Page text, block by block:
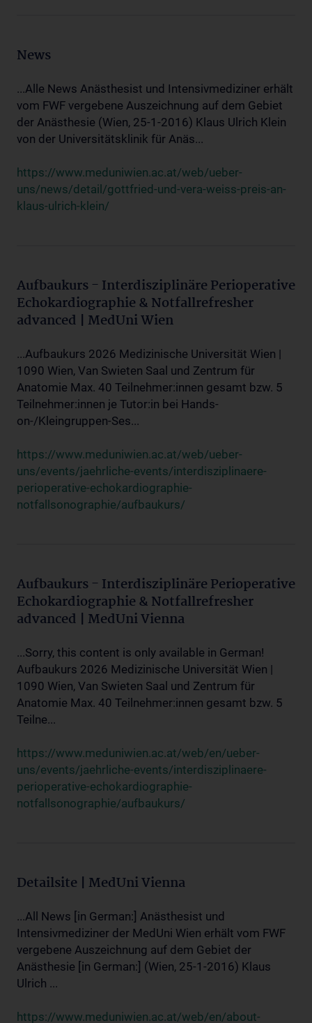
News
...Alle News Anästhesist und Intensivmediziner erhält
vom FWF vergebene Auszeichnung auf dem Gebiet
der Anästhesie (Wien, 25-1-2016) Klaus Ulrich Klein
von der Universitätsklinik für Anäs...
https://www.meduniwien.ac.at/web/ueber-
uns/news/detail/gottfried-und-vera-weiss-preis-an-
klaus-ulrich-klein/
Aufbaukurs - Interdisziplinäre Perioperative
Echokardiographie & Notfallrefresher
advanced | MedUni Wien
...Aufbaukurs 2026 Medizinische Universität Wien |
1090 Wien, Van Swieten Saal und Zentrum für
Anatomie Max. 40 Teilnehmer:innen gesamt bzw. 5
Teilnehmer:innen je Tutor:in bei Hands-
on-/Kleingruppen-Ses...
https://www.meduniwien.ac.at/web/ueber-
uns/events/jaehrliche-events/interdisziplinaere-
perioperative-echokardiographie-
notfallsonographie/aufbaukurs/
Aufbaukurs - Interdisziplinäre Perioperative
Echokardiographie & Notfallrefresher
advanced | MedUni Vienna
...Sorry, this content is only available in German!
Aufbaukurs 2026 Medizinische Universität Wien |
1090 Wien, Van Swieten Saal und Zentrum für
Anatomie Max. 40 Teilnehmer:innen gesamt bzw. 5
Teilne...
https://www.meduniwien.ac.at/web/en/ueber-
uns/events/jaehrliche-events/interdisziplinaere-
perioperative-echokardiographie-
notfallsonographie/aufbaukurs/
Detailsite | MedUni Vienna
...All News [in German:] Anästhesist und
Intensivmediziner der MedUni Wien erhält vom FWF
vergebene Auszeichnung auf dem Gebiet der
Anästhesie [in German:] (Wien, 25-1-2016) Klaus
Ulrich ...
https://www.meduniwien.ac.at/web/en/about-